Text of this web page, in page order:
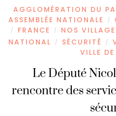
AGGLOMÉRATION DU
ASSEMBLÉE NATIONALE /
/ FRANCE / NOS
NATIONAL
/ SÉCURITÉ /
VILLE
Le Député
rencontre des